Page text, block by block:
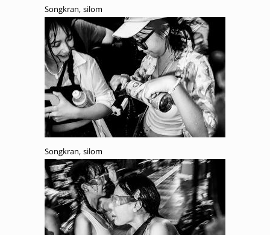
Songkran, silom
Songkran, silom